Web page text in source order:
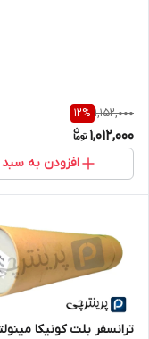
1,152,000
12%
1,012,000
افزودن به سبد